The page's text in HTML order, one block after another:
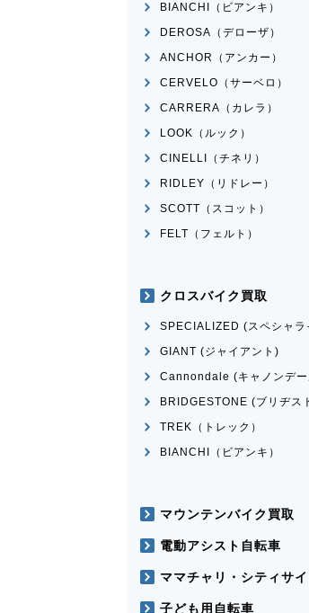
3,874
買取価格
BIANCHI（ビアンキ）
DEROSA（デローザ）
ANCHOR（アンカー）
CERVELO（サーベロ）
CARRERA（カレラ）
LOOK（ルック）
CINELLI（チネリ）
RIDLEY（リドレー）
SCOTT（スコット）
FELT（フェルト）
クロスバイク買取
SPECIALIZED (スペシャラ
GIANT (ジャイアント)
Cannondale (キャノンデ
BRIDGESTONE (ブリヂス
TREK（トレック）
BIANCHI（ビアンキ）
マウンテンバイク買取
電動アシスト自転車
ママチャリ・シティサ
子ども用自転車